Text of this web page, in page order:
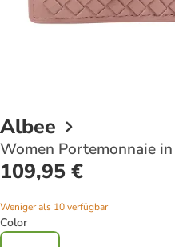
Albee
Women Portemonnaie
109,95 €
Weniger als 10 verfügbar
Color